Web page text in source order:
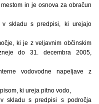
in je osnova za obračun
v skladu s predpisi, ki urejajo
ki je z veljavnim občinskim
do 31. decembra 2005,
vodovodne napeljave z
ki ureja pitno vodo,
skladu s predpisi s področja